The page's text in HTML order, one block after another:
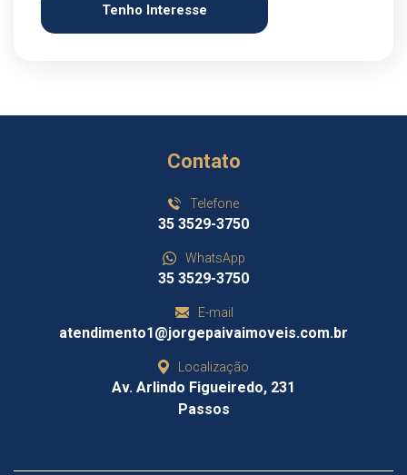
Tenho Interesse
Contato
Telefone
35 3529-3750
WhatsApp
35 3529-3750
E-mail
atendimento1@jorgepaivaimoveis.com.br
Localização
Av. Arlindo Figueiredo, 231
Passos